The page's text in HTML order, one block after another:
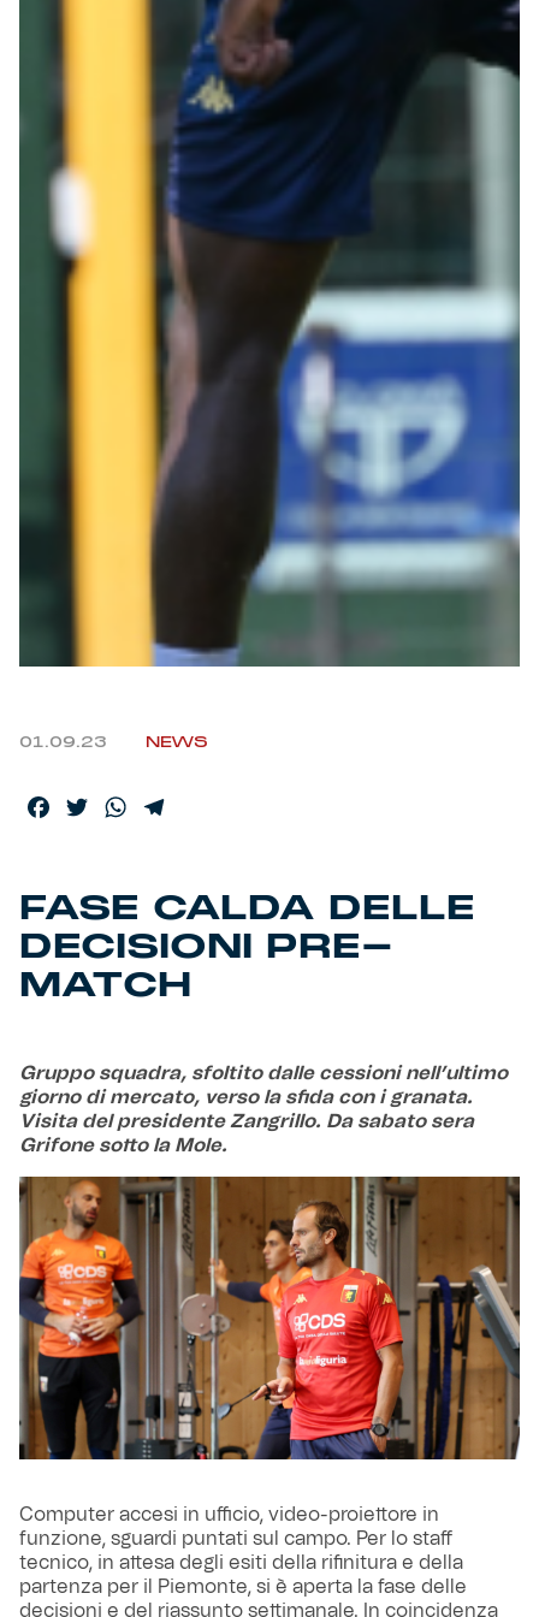
Robe di Kappa x Genoa
Vintage Collection
Red&Blue Voices
Caffè Boasi x Genoa
Isolani x Genoa
01.09.23 NEWS
Facebook
TwitterWhatsApp
FASE CALDA DELLE
DECISIONI PRE-
MATCH
Gruppo squadra, sfoltito dalle cessioni nell’ultimo
giorno di mercato, verso la sfida con i granata.
Visita del presidente Zangrillo. Da sabato sera
Grifone sotto la Mole.
Computer accesi in ufficio, video-proiettore in
funzione, sguardi puntati sul campo. Per lo staff
tecnico, in attesa degli esiti della rifinitura e della
partenza per il Piemonte, si è aperta la fase delle
decisioni e del riassunto settimanale. In coincidenza